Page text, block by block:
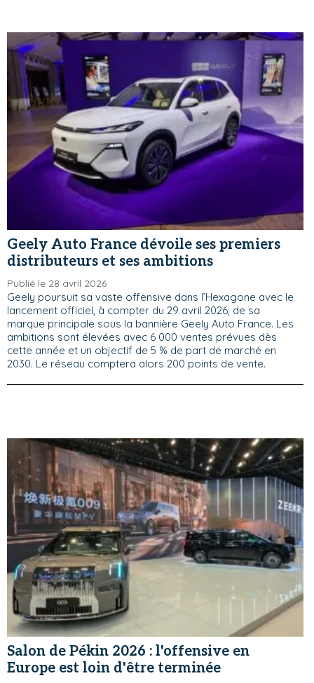
Geely Auto France dévoile ses premiers
distributeurs et ses ambitions
Publié le 28 avril 2026
Geely poursuit sa vaste offensive dans l’Hexagone avec le
lancement officiel, à compter du 29 avril 2026, de sa
marque principale sous la bannière Geely Auto France. Les
ambitions sont élevées avec 6 000 ventes prévues dès
cette année et un objectif de 5 % de part de marché en
2030. Le réseau comptera alors 200 points de vente.
Salon de Pékin 2026 : l'offensive en
Europe est loin d'être terminée